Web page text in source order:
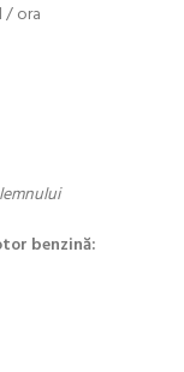
/ ora
benzină: